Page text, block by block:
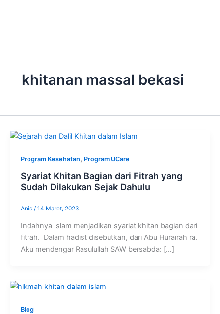
khitanan massal bekasi
Program Kesehatan, Program UCare
Syariat Khitan Bagian dari Fitrah yang
Sudah Dilakukan Sejak Dahulu
Anis / 14 Maret, 2023
Indahnya Islam menjadikan syariat khitan bagian dari
fitrah. Dalam hadist disebutkan, dari Abu Hurairah ra.
Aku mendengar Rasulullah SAW bersabda: […]
Blog